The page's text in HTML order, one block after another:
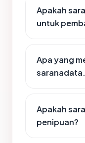
Apakah
untuk
Apa yang
Apakah
penipuan?